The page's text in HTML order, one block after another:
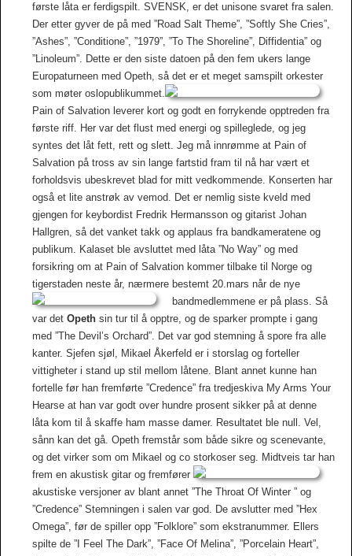
første låta er ferdigspilt. SVENSK, er det unisone svaret fra salen.
Der etter gyver de på med ”Road Salt Theme”, ”Softly She Cries”,
”Ashes”, ”Conditione”, ”1979”, ”To The Shoreline”, Diffidentia” og
”Linoleum”. Dette er den siste datoen på den fem ukers lange
Europaturneen med Opeth, så det er et meget samspilt orkester
som møter oslopublikummet.
Pain of Salvation leverer kort og godt en forrykende opptreden fra
første riff. Her var det flust med energi og spilleglede, og jeg
syntes det låt fett, rett og slett. Jeg må innrømme at Pain of
Salvation på tross av sin lange fartstid fram til nå har vært et
forholdsvis ubeskrevet blad for mitt vedkommende. Konserten har
også et lite anstrøk av vemod. Det er nemlig siste kveld med
gjengen for keybordist Fredrik Hermansson og gitarist Johan
Hallgren, så det vanket takk og applaus fra bandkameratene og
publikum. Kalaset ble avsluttet med låta ”No Way” og med
forsikring om at Pain of Salvation kommer tilbake til Norge og
tigerstaden neste år, nærmere bestemt 20.mars når de nye
bandmedlemmene er på plass. Så
var det Opeth sin tur til å opptre, og de sparker prompte i gang
med ”The Devil’s Orchard”. Det var god stemning å spore fra alle
kanter. Sjefen sjøl, Mikael Åkerfeld er i storslag og forteller
vittigheter i stand up stil mellom låtene. Blant annet kunne han
fortelle før han fremførte ”Credence” fra tredjeskiva My Arms Your
Hearse at han var godt over hundre prosent sikker på at denne
låta kom til å skaffe ham masse damer. Resultatet ble null. Vel,
sånn kan det gå. Opeth fremstår som både sikre og scenevante,
og det virker som om Mikael og co storkoser seg. Midtveis tar han
frem en akustisk gitar og fremfører
akustiske versjoner av blant annet ”The Throat Of Winter ” og
”Credence” Stemningen i salen var god. De avslutter med ”Hex
Omega”, før de spiller opp ”Folklore” som ekstranummer. Ellers
spilte de ”I Feel The Dark”, ”Face Of Melina”, ”Porcelain Heart”,